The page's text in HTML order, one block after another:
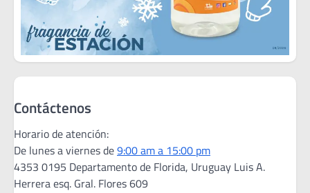
Contáctenos
Horario de atención:
De lunes a viernes de9:00 am a 15:00 pm
4353 0195 Departamento de Florida, Uruguay Luis A.
Herrera esq. Gral. Flores 609